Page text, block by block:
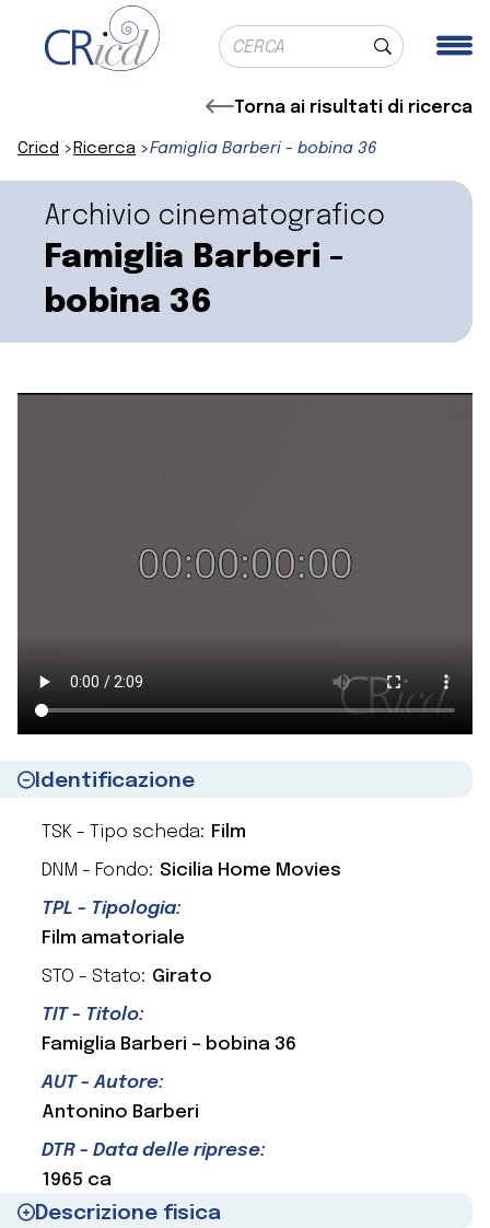
Ricerca globale
Cerca
Torna ai risultati di ricerca
Cricd Ricerca Famiglia Barberi - bobina 36
Archivio cinematografico
Famiglia Barberi -
bobina 36
Identificazione
TSK - Tipo scheda: Film
DNM - Fondo: Sicilia Home Movies
TPL - Tipologia:
Film amatoriale
STO - Stato: Girato
TIT - Titolo:
Famiglia Barberi – bobina 36
AUT - Autore:
Antonino Barberi
DTR - Data delle riprese:
1965 ca
Descrizione fisica